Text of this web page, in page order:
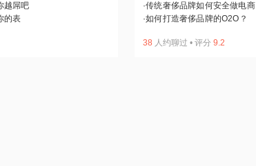
越屌吧
的表
·传统奢侈品牌如何安全做电商
·如何打造奢侈品牌的O2O？
38 人约聊过 • 评分 9.2